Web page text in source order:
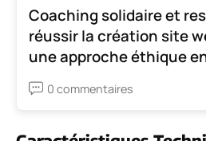
Coaching solidaire et
réussir la création site
une approche éthique
0 commentaires